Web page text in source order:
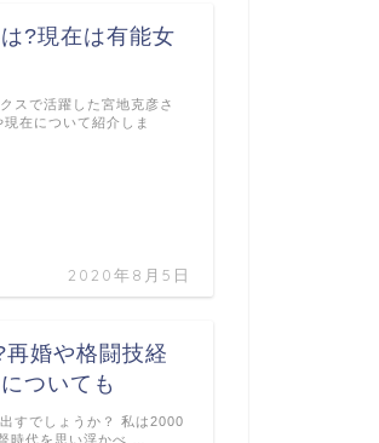
?現在は有能女
2020年8月5日
スで活躍した宮地克彦さ
在について紹介しま
婚や格闘技経
ついても
すでしょうか？ 私は2000
時代を思い浮かべ …